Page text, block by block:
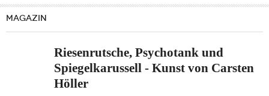
MAGAZIN
Riesenrutsche, Psychotank und
Spiegelkarussell - Kunst von Carsten
Höller